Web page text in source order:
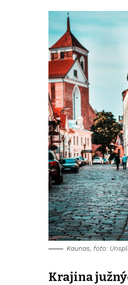
Kaunas, foto:
Krajina